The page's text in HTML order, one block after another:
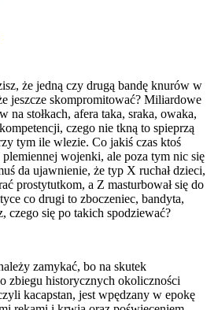
że jedną czy drugą bandę knurów w
jeszcze skompromitować? Miliardowe
na stołkach, afera taka, sraka, owaka,
czego nie tkną to spieprzą
tym ile wlezie. Co jakiś czas ktoś
wojenki, ale poza tym nic się
da ujawnienie, że typ X ruchał dzieci,
prostytutkom, a Z masturbował się do
co drugi to zboczeniec, bandyta,
czego się po takich spodziewać?
zamykać, bo na skutek
zbiegu historycznych okoliczności
kacapstan, jest wpędzany w epokę